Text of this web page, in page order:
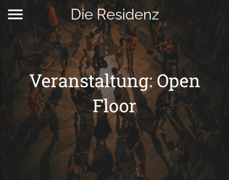
Die Residenz
menu
Veranstaltung: Open
Floor